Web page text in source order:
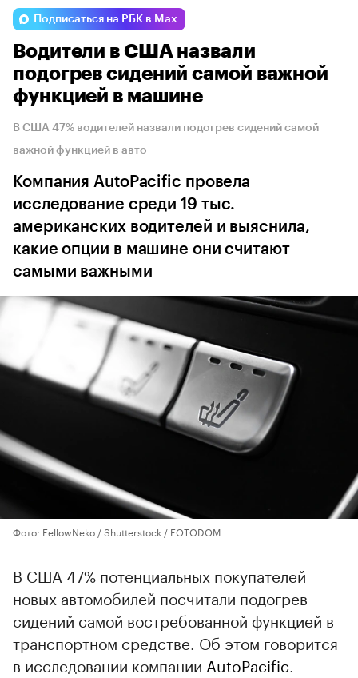
Подписаться на РБК в Max
Водители в США назвали
подогрев сидений самой важной
функцией в машине
В США 47% водителей назвали подогрев сидений самой
важной функцией в авто
Компания AutoPacific провела
исследование среди 19 тыс.
американских водителей и выяснила,
какие опции в машине они считают
самыми важными
Фото: FellowNeko / Shutterstock / FOTODOM
В США 47% потенциальных покупателей
новых автомобилей посчитали подогрев
сидений самой востребованной функцией в
транспортном средстве. Об этом говорится
в исследовании компании AutoPacific.